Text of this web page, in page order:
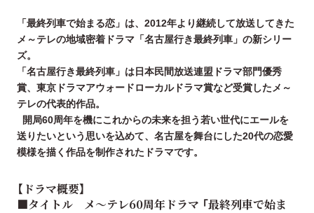
「最終列車で始まる恋」は、2012年より継続して放送してきた
メ～テレの地域密着ドラマ「名古屋行き最終列車」の新シリー
ズ。
「名古屋行き最終列車」は日本民間放送連盟ドラマ部門優秀
賞、東京ドラマアウォードローカルドラマ賞など受賞したメ～
テレの代表的作品。
開局60周年を機にこれからの未来を担う若い世代にエールを
送りたいという思いを込めて、名古屋を舞台にした20代の恋愛
模様を描く作品を制作されたドラマです。
【ドラマ概要】
■タイトル メ～テレ60周年ドラマ 「最終列車で始ま